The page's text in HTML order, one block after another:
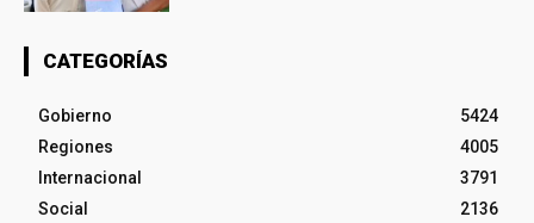
CATEGORÍAS
Gobierno
5424
Regiones
4005
Internacional
3791
Social
2136